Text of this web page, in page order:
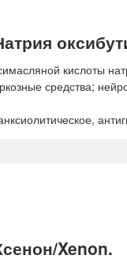
кислоты
средства;
Xenon.